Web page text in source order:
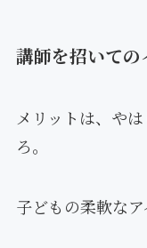
講師を招いての
メリットは、やは
ろ。
子どもの柔軟なア